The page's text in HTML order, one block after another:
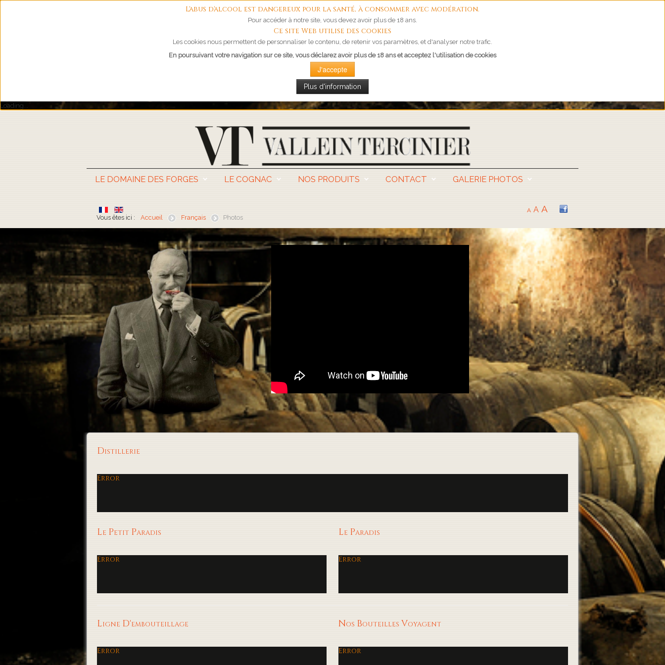
L'abus d'alcool est dangereux pour la santé, à consommer avec modération.
Pour accéder à notre site, vous devez avoir plus de 18 ans.
Ce site Web utilise des cookies
Les cookies nous permettent de personnaliser le contenu, de retenir vos paramètres, et d'analyser notre trafic.
En poursuivant votre navigation sur ce site, vous déclarez avoir plus de 18 ans et acceptez l'utilisation de cookies
J'accepte
Plus d'information
Loading...
LE DOMAINE DES FORGES LE COGNAC NOS PRODUITS CONTACT GALERIE PHOTOS
Vous êtes ici : Accueil Français Photos
A A A
Distillerie
Error
Le Petit Paradis
Error
Le Paradis
Error
Ligne D'embouteillage
Error
Nos Bouteilles Voyagent
Error